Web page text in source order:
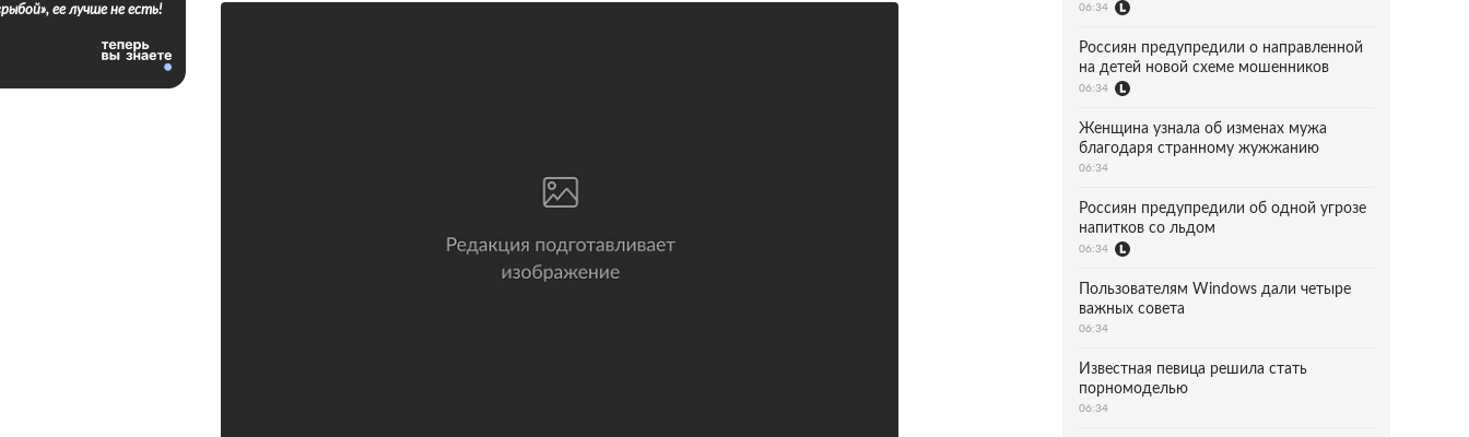
ее лучше не есть!
06:34
Россиян предупредили о направленной
на детей новой схеме мошенников
06:34
Женщина узнала об изменах мужа
благодаря странному жужжанию
06:34
Россиян предупредили об одной угрозе
напитков со льдом
06:34
Пользователям Windows дали четыре
важных совета
06:34
Известная певица решила стать
порномоделью
06:34